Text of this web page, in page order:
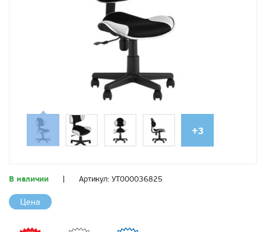
+3
В наличии Артикул: УТ000036825
Цена